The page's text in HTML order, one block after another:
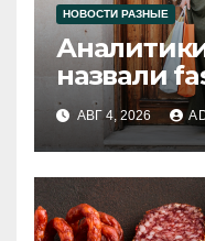
НОВОСТИ РАЗНЫЕ
назвали
2026 года
АВГ 4, 2026